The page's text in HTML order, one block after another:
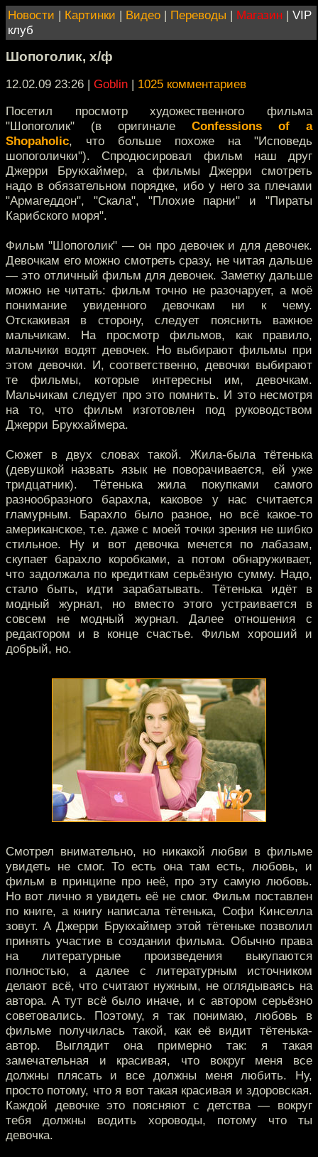
Новости | Картинки | Видео | Переводы | Магазин | VIP
клуб
Шопоголик, х/ф
12.02.09 23:26 | Goblin | 1025 комментариев
Посетил просмотр художественного фильма
"Шопоголик" (в оригинале Confessions of a
Shopaholic, что больше похоже на "Исповедь
шопоголички"). Спродюсировал фильм наш друг
Джерри Брукхаймер, а фильмы Джерри смотреть
надо в обязательном порядке, ибо у него за плечами
"Армагеддон", "Скала", "Плохие парни" и "Пираты
Карибского моря".
Фильм "Шопоголик" — он про девочек и для девочек.
Девочкам его можно смотреть сразу, не читая дальше
— это отличный фильм для девочек. Заметку дальше
можно не читать: фильм точно не разочарует, а моё
понимание увиденного девочкам ни к чему.
Отскакивая в сторону, следует пояснить важное
мальчикам. На просмотр фильмов, как правило,
мальчики водят девочек. Но выбирают фильмы при
этом девочки. И, соответственно, девочки выбирают
те фильмы, которые интересны им, девочкам.
Мальчикам следует про это помнить. И это несмотря
на то, что фильм изготовлен под руководством
Джерри Брукхаймера.
Сюжет в двух словах такой. Жила-была тётенька
(девушкой назвать язык не поворачивается, ей уже
тридцатник). Тётенька жила покупками самого
разнообразного барахла, каковое у нас считается
гламурным. Барахло было разное, но всё какое-то
американское, т.е. даже с моей точки зрения не шибко
стильное. Ну и вот девочка мечется по лабазам,
скупает барахло коробками, а потом обнаруживает,
что задолжала по кредиткам серьёзную сумму. Надо,
стало быть, идти зарабатывать. Тётенька идёт в
модный журнал, но вместо этого устраивается в
совсем не модный журнал. Далее отношения с
редактором и в конце счастье. Фильм хороший и
добрый, но.
Смотрел внимательно, но никакой любви в фильме
увидеть не смог. То есть она там есть, любовь, и
фильм в принципе про неё, про эту самую любовь.
Но вот лично я увидеть её не смог. Фильм поставлен
по книге, а книгу написала тётенька, Софи Кинселла
зовут. А Джерри Брукхаймер этой тётеньке позволил
принять участие в создании фильма. Обычно права
на литературные произведения выкупаются
полностью, а далее с литературным источником
делают всё, что считают нужным, не оглядываясь на
автора. А тут всё было иначе, и с автором серьёзно
советовались. Поэтому, я так понимаю, любовь в
фильме получилась такой, как её видит тётенька-
автор. Выглядит она примерно так: я такая
замечательная и красивая, что вокруг меня все
должны плясать и все должны меня любить. Ну,
просто потому, что я вот такая красивая и здоровская.
Каждой девочке это поясняют с детства — вокруг
тебя должны водить хороводы, потому что ты
девочка.